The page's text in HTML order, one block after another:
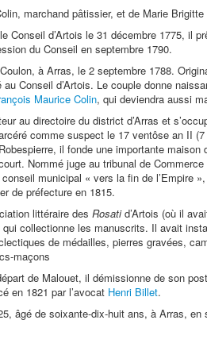
marchand pâtissier, et de Marie
Conseil d’Artois le 31 décembre 1775, il
du Conseil en septembre 1790.
à Arras, le 2 septembre 1788.
Conseil d’Artois. Le couple donne
Maurice Colin, qui deviendra aussi
au directoire du district d’Arras et
comme suspect le 17 ventôse an II
il fonde une importante
Nommé juge au tribunal de
municipal « vers la fin de l’Empire
de préfecture en 1815.
littéraire des Rosatid’Artois (où il
collectionne les manuscrits. Il avait
de médailles, pierres gravées,
maçons
de Malouet, il démissionne de son
en 1821 par l’avocat Henri Billet.
âgé de soixante-dix-huit ans, à Arras,